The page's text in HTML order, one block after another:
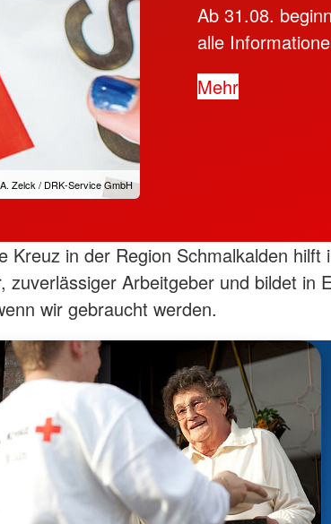
Zelck / DRK-Service GmbH
Ab 31.08.
alle
Mehr
Kreuz in der Region Schmalkalden hilft
zuverlässiger Arbeitgeber und bildet in
wir gebraucht werden.